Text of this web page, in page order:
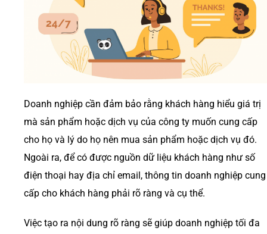
Doanh nghiệp cần đảm bảo rằng khách hàng hiểu giá trị
mà sản phẩm hoặc dịch vụ của công ty muốn cung cấp
cho họ và lý do họ nên mua sản phẩm hoặc dịch vụ đó.
Ngoài ra, để có được nguồn dữ liệu khách hàng như số
điện thoại hay địa chỉ email, thông tin doanh nghiệp cung
cấp cho khách hàng phải rõ ràng và cụ thể.
Việc tạo ra nội dung rõ ràng sẽ giúp doanh nghiệp tối đa